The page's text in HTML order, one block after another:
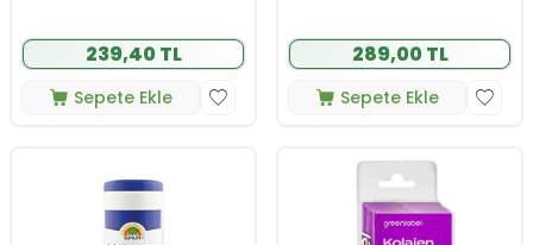
239,40 TL
Sepete Ekle
289,00 TL
Sepete Ekle